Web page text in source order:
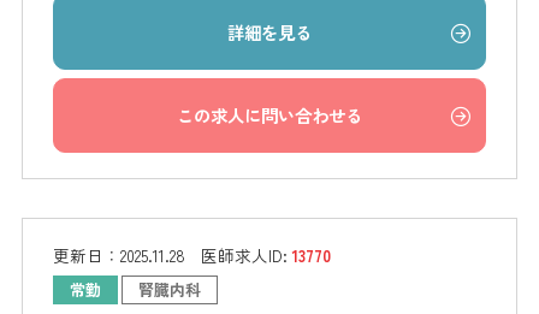
詳細を見る
この求人に問い合わせる
更新日： 2025.11.28 医師求人ID:13770
常勤 腎臓内科